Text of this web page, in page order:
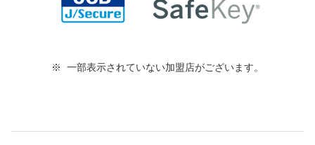
一部表示されていない加盟店がございます。